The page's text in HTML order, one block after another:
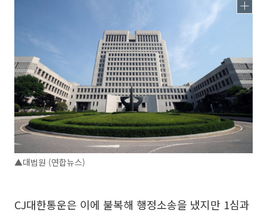
▲대법원 (연합뉴스)
CJ대한통운은 이에 불복해 행정소송을 냈지만 1심과